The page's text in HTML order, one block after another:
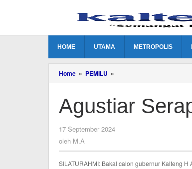
HOME UTAMA METROPOLIS
Home » PEMILU »
Serap
LDII
Kalteng
Agustiar
17 September 2024
oleh M.A
SILATURAHMI: Bakal calon gubernur Kalteng